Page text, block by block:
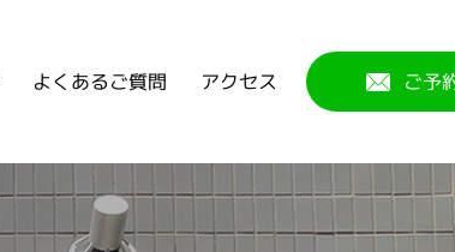
よくあるご質問 アクセス ご予